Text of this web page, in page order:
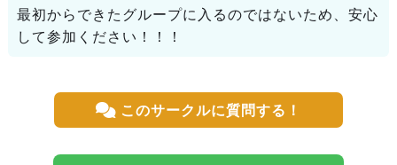
最初からできたグループに入るのではないため、安心
して参加ください！！！
このサークルに質問する！